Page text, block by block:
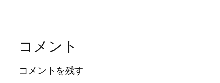
コメント
コメントを残す